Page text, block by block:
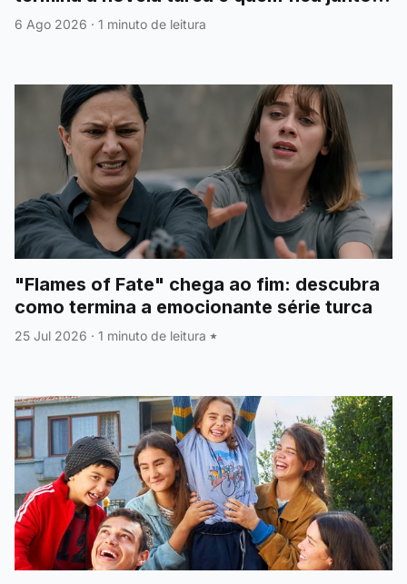
no emocionante final
6 Ago 2026 · 1 minuto de leitura
"Flames of Fate" chega ao fim: descubra
como termina a emocionante série turca
25 Jul 2026 · 1 minuto de leitura